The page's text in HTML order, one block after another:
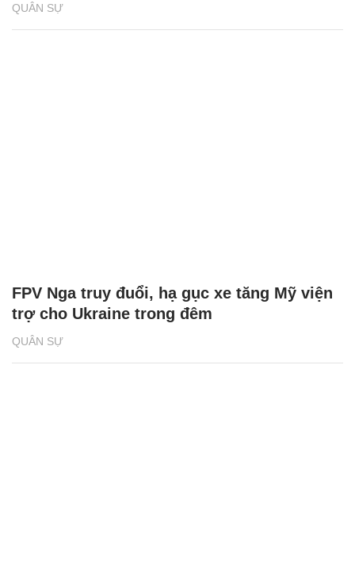
QUÂN SỰ
QUÂN SỰ
FPV Nga truy đuổi, hạ gục xe tăng Mỹ viện
trợ cho Ukraine trong đêm